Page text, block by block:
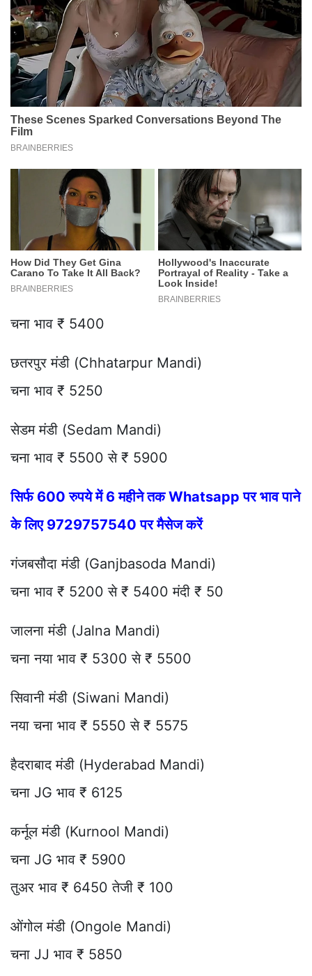
चना भाव ₹ 5400
छतरपुर मंडी (Chhatarpur Mandi)
चना भाव ₹ 5250
सेडम मंडी (Sedam Mandi)
चना भाव ₹ 5500 से ₹ 5900
सिर्फ 600 रुपये में 6 महीने तक Whatsapp पर भाव पाने
के लिए 9729757540 पर मैसेज करें
गंजबसौदा मंडी (Ganjbasoda Mandi)
चना भाव ₹ 5200 से ₹ 5400 मंदी ₹ 50
जालना मंडी (Jalna Mandi)
चना नया भाव ₹ 5300 से ₹ 5500
सिवानी मंडी (Siwani Mandi)
नया चना भाव ₹ 5550 से ₹ 5575
हैदराबाद मंडी (Hyderabad Mandi)
चना JG भाव ₹ 6125
कर्नूल मंडी (Kurnool Mandi)
चना JG भाव ₹ 5900
तुअर भाव ₹ 6450 तेजी ₹ 100
ओंगोल मंडी (Ongole Mandi)
चना JJ भाव ₹ 5850